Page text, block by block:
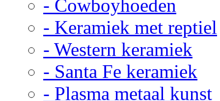
- Cowboyhoeden
- Keramiek met reptiel
- Western keramiek
- Santa Fe keramiek
- Plasma metaal kunst